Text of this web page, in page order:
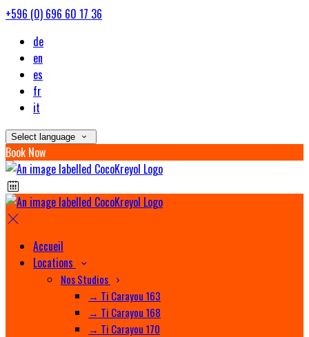
+596 (0) 696 60 17 36
de
en
es
fr
it
Select language
Book Now
Accueil
Locations
Nos Studios
→ Ti Carayou 163
→ Ti Carayou 168
→ Ti Carayou 170